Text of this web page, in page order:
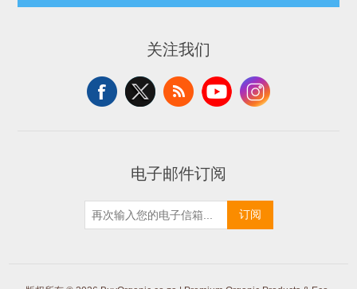
关注我们
电子邮件订阅
订阅